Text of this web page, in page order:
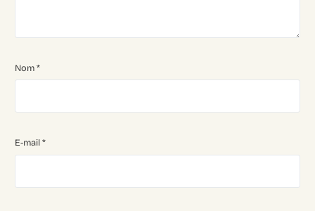
Nom*
E-mail*